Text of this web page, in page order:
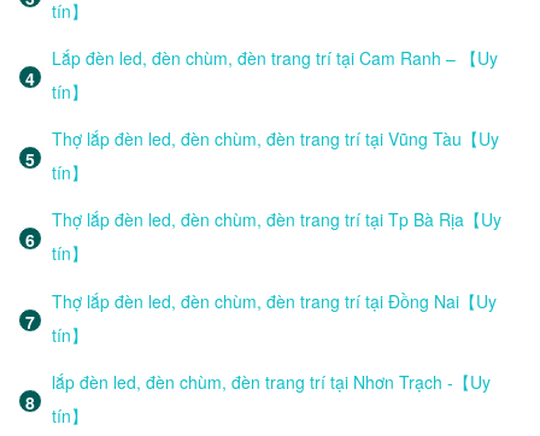
tín】
Lắp đèn led, đèn chùm, đèn trang trí tại Cam Ranh – 【Uy
tín】
Thợ lắp đèn led, đèn chùm, đèn trang trí tại Vũng Tàu【Uy
tín】
Thợ lắp đèn led, đèn chùm, đèn trang trí tại Tp Bà Rịa【Uy
tín】
Thợ lắp đèn led, đèn chùm, đèn trang trí tại Đồng Nai【Uy
tín】
lắp đèn led, đèn chùm, đèn trang trí tại Nhơn Trạch -【Uy
tín】